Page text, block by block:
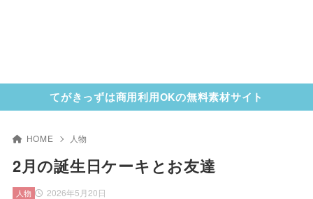
てがきっずは商用利用OKの無料素材サイト
HOME 人物
2月の誕生日ケーキとお友達
2026年5月20日
人物